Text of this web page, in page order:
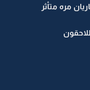
مره متأثر